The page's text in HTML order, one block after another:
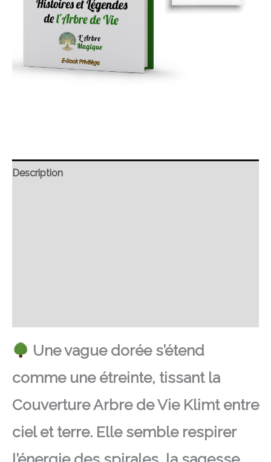
Description
Une vague dorée s’étend
comme une étreinte, tissant la
Couverture Arbre de Vie Klimt entre
ciel et terre. Elle semble respirer